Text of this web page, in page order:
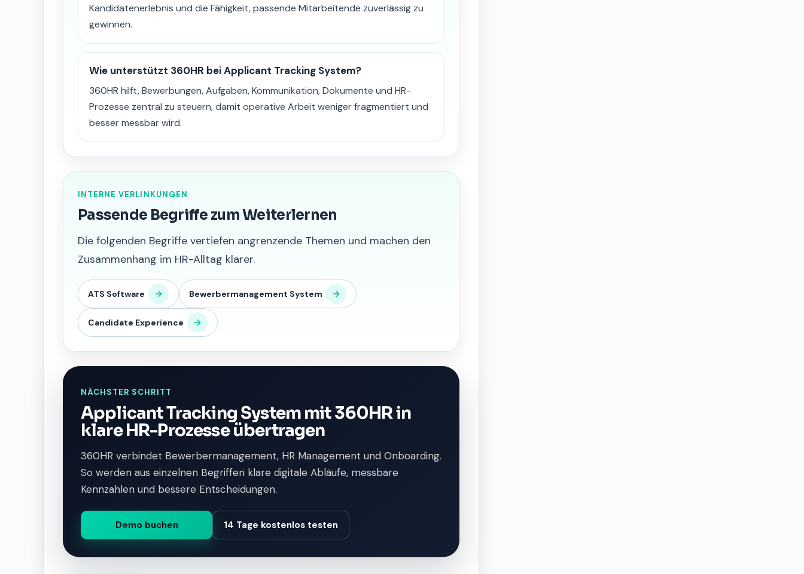
Kandidatenerlebnis und die Fähigkeit, passende Mitarbeitende zuverlässig zu
gewinnen.
Wie unterstützt 360HR bei Applicant Tracking System?
360HR hilft, Bewerbungen, Aufgaben, Kommunikation, Dokumente und HR-
Prozesse zentral zu steuern, damit operative Arbeit weniger fragmentiert und
besser messbar wird.
INTERNE VERLINKUNGEN
Passende Begriffe zum Weiterlernen
Die folgenden Begriffe vertiefen angrenzende Themen und machen den
Zusammenhang im HR-Alltag klarer.
ATS Software Bewerbermanagement System
Candidate Experience
NÄCHSTER SCHRITT
Applicant Tracking System mit 360HR in
klare HR-Prozesse übertragen
360HR verbindet Bewerbermanagement, HR Management und Onboarding.
So werden aus einzelnen Begriffen klare digitale Abläufe, messbare
Kennzahlen und bessere Entscheidungen.
Demo buchen 14 Tage kostenlos testen